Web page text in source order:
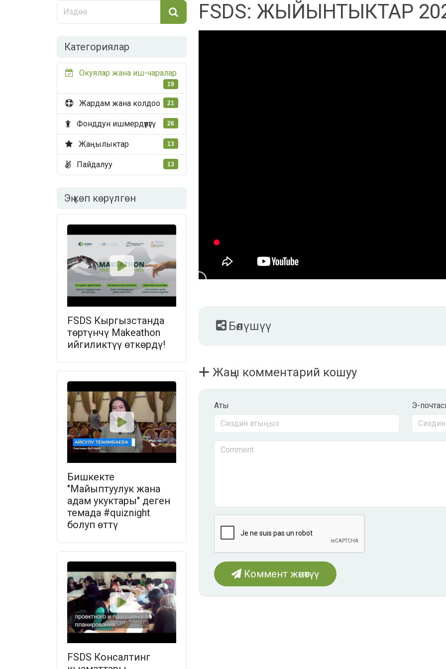
Категориялар
Окуялар жана иш-чаралар
19
Жардам жана колдоо 21
Фонддун ишмердүүлүгү 26
Жаңылыктар 13
Пайдалуу 13
Эң көп көрүлгөн
FSDS Кыргызстанда
төртүнчү Makeathon
ийгиликтүү өткөрдү!
Бишкекте
"Майыптуулук жана
адам укуктары" деген
темада #quiznight
болуп өттү
FSDS Консалтинг
FSDS: ЖЫЙЫНТЫКТАР
Бөлүшүү
Жаңы комментарий кошуу
Аты Э-
Коммент жөнөтүү